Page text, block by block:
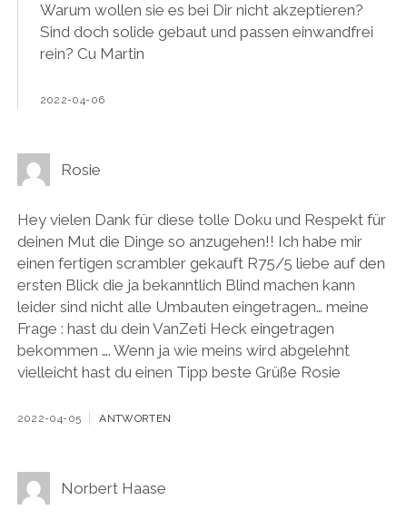
Warum wollen sie es bei Dir nicht akzeptieren?
Sind doch solide gebaut und passen einwandfrei
rein? Cu Martin
2022-04-06
Rosie
Hey vielen Dank für diese tolle Doku und Respekt für
deinen Mut die Dinge so anzugehen!! Ich habe mir
einen fertigen scrambler gekauft R75/5 liebe auf den
ersten Blick die ja bekanntlich Blind machen kann
leider sind nicht alle Umbauten eingetragen… meine
Frage : hast du dein VanZeti Heck eingetragen
bekommen …. Wenn ja wie meins wird abgelehnt
vielleicht hast du einen Tipp beste Grüße Rosie
2022-04-05 ANTWORTEN
Norbert Haase